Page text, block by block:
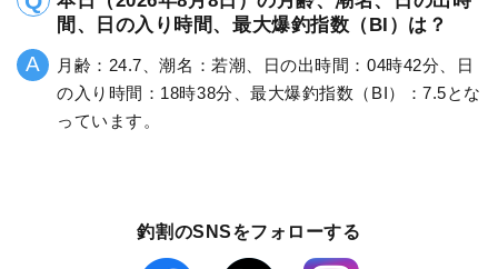
間、日の入り時間、最大爆釣指数（BI）は？
月齢：24.7、潮名：若潮、日の出時間：04時42分、日
の入り時間：18時38分、最大爆釣指数（BI）：7.5とな
っています。
釣割のSNSをフォローする